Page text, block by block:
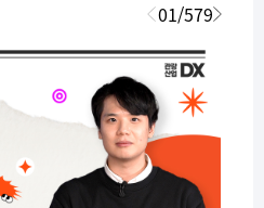
01/579